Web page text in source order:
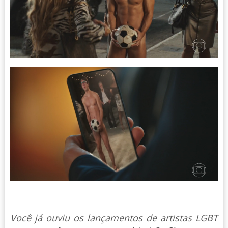
Você já ouviu os lançamentos de artistas LGBT